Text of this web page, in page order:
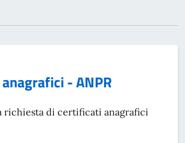
- ANPR
richiesta di certificati anagrafici